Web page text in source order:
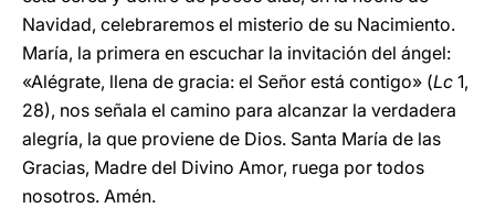
Navidad, celebraremos el misterio de su Nacimiento.
María, la primera en escuchar la invitación del ángel:
«Alégrate, llena de gracia: el Señor está contigo» (Lc 1,
28), nos señala el camino para alcanzar la verdadera
alegría, la que proviene de Dios. Santa María de las
Gracias, Madre del Divino Amor, ruega por todos
nosotros. Amén.